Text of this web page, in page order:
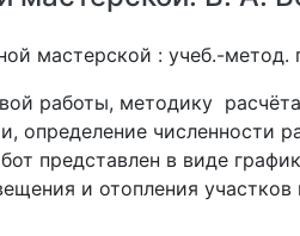
мастерской : учеб.-метод.
работы, методику
определение численности
представлен в виде
и отопления